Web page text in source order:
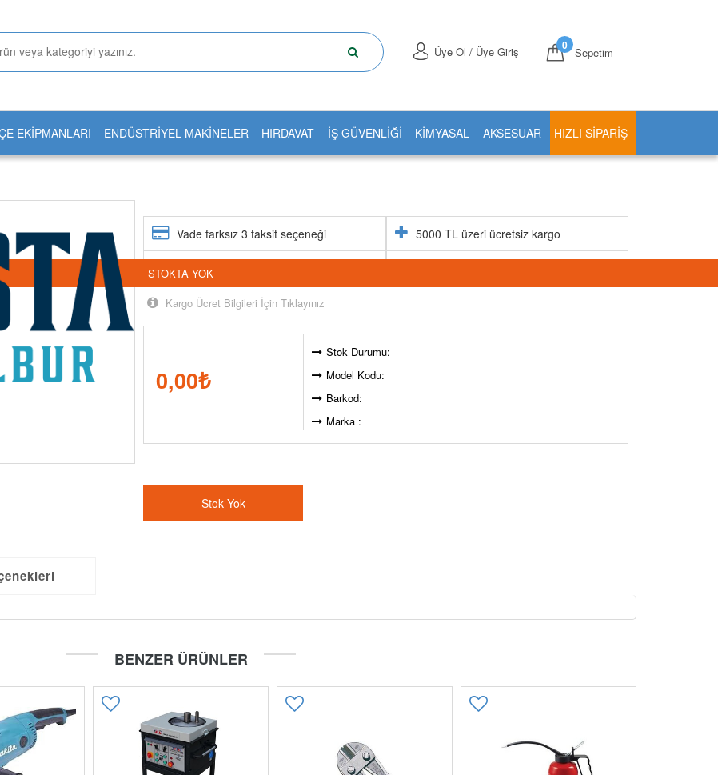
Sepetim
0
Üye Ol / Üye Giriş
EKİPMANLARI ENDÜSTRİYEL MAKİNELER HIRDAVAT İŞ GÜVENLİĞİ KİMYASAL AKSESUAR HIZLI SIPARIŞ
Vade farksız 3 taksit seçeneği 5000 TL üzeri ücretsiz kargo
24 saatte kargoda
Kargo Ücret Bilgileri İçin Tıklayınız
0,00₺
Stok Durumu:
STOKTA YOK
Model Kodu:
Barkod:
Marka :
Stok Yok
BENZER ÜRÜNLER